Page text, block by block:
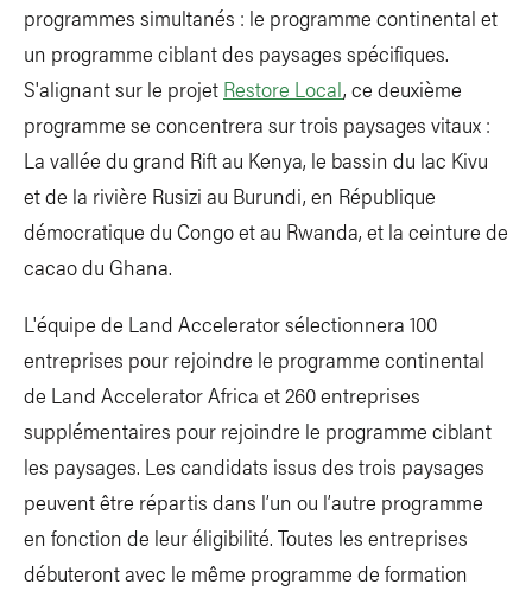
programmes simultanés : le programme continental et
un programme ciblant des paysages spécifiques.
S'alignant sur le projet Restore Local, ce deuxième
programme se concentrera sur trois paysages vitaux :
La vallée du grand Rift au Kenya, le bassin du lac Kivu
et de la rivière Rusizi au Burundi, en République
démocratique du Congo et au Rwanda, et la ceinture de
cacao du Ghana.
L'équipe de Land Accelerator sélectionnera 100
entreprises pour rejoindre le programme continental
de Land Accelerator Africa et 260 entreprises
supplémentaires pour rejoindre le programme ciblant
les paysages. Les candidats issus des trois paysages
peuvent être répartis dans l’un ou l’autre programme
en fonction de leur éligibilité. Toutes les entreprises
débuteront avec le même programme de formation